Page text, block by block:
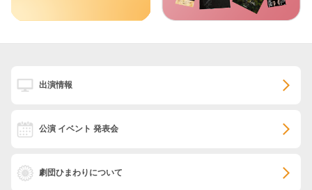
出演情報
公演 イベント 発表会
劇団ひまわりについて